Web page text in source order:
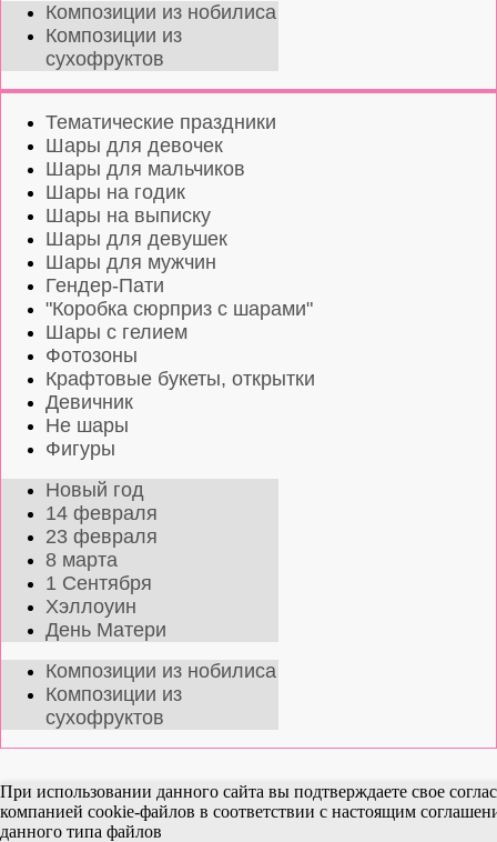
Композиции из нобилиса
Композиции из
сухофруктов
Тематические праздники
Шары для девочек
Шары для мальчиков
Шары на годик
Шары на выписку
Шары для девушек
Шары для мужчин
Гендер-Пати
"Коробка сюрприз с шарами"
Шары с гелием
Фотозоны
Крафтовые букеты, открытки
Девичник
Не шары
Фигуры
Новый год
14 февраля
23 февраля
8 марта
1 Сентября
Хэллоуин
День Матери
Композиции из нобилиса
Композиции из
сухофруктов
При использовании данного сайта вы подтверждаете свое
компанией cookie-файлов в соответствии с настоящим
данного типа файлов